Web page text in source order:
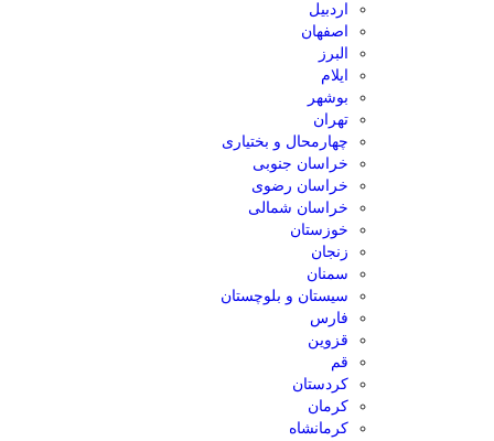
اردبیل
اصفهان
البرز
ایلام
بوشهر
تهران
چهارمحال و بختیاری
خراسان جنوبی
خراسان رضوی
خراسان شمالی
خوزستان
زنجان
سمنان
سیستان و بلوچستان
فارس
قزوین
قم
کردستان
کرمان
کرمانشاه